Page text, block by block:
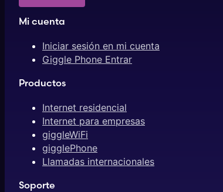
Mi cuenta
Iniciar sesión en mi cuenta
Giggle Phone Entrar
Productos
Internet residencial
Internet para empresas
giggleWiFi
gigglePhone
Llamadas internacionales
Soporte